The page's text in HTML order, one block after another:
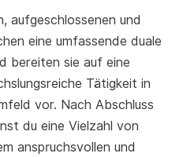
aufgeschlossenen und
eine umfassende duale
bereiten sie auf eine
Tätigkeit in
vor. Nach Abschluss
du eine Vielzahl von
anspruchsvollen und